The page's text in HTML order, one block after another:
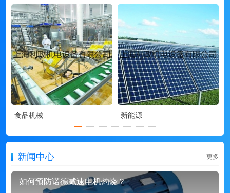
食品机械 新能源
新闻中心 更多
如何预防诺德减速电机灼烧？